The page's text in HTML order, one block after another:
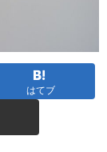
はてブ